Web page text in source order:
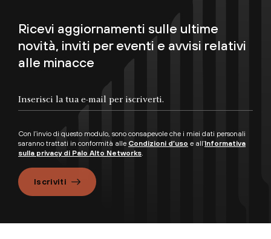
Ricevi aggiornamenti sulle ultime
novità, inviti per eventi e avvisi relativi
alle minacce
Con l’invio di questo modulo, sono consapevole che i miei dati personali
saranno trattati in conformità alle Condizioni d’uso e all’Informativa
sulla privacy di Palo Alto Networks
Iscriviti